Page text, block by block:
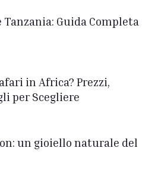
Guida Completa
in Africa? Prezzi,
per Scegliere
un gioiello naturale del